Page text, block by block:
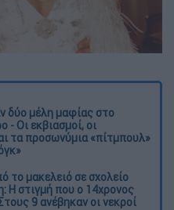
δύο μέλη μαφίας στο
- Οι εκβιασμοί, οι
τα προσωνύμια «πίτμπουλ»
το μακελειό σε σχολείο
Η στιγμή που ο 14χρονος
9 ανέβηκαν οι νεκροί